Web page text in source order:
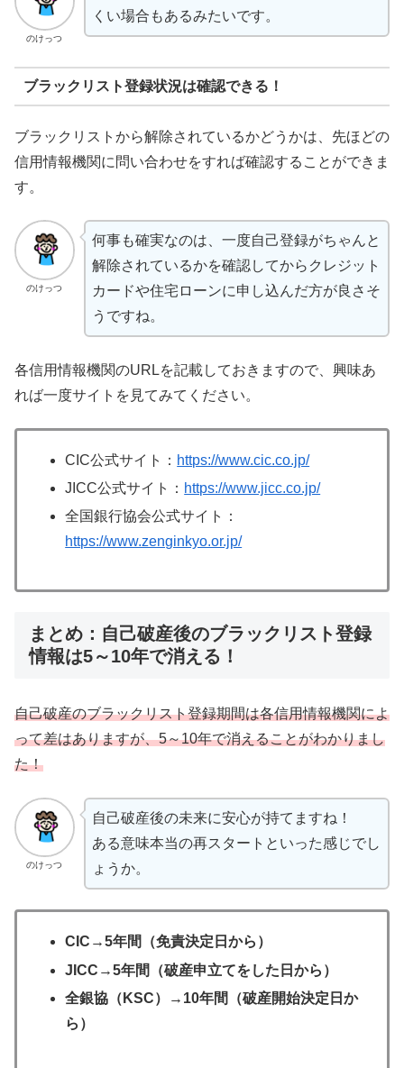
のけっつ
くい場合もあるみたいです。
ブラックリスト登録状況は確認できる！
ブラックリストから解除されているかどうかは、先ほどの
信用情報機関に問い合わせをすれば確認することができま
す。
のけっつ
何事も確実なのは、一度自己登録がちゃんと
解除されているかを確認してからクレジット
カードや住宅ローンに申し込んだ方が良さそ
うですね。
各信用情報機関のURLを記載しておきますので、興味あ
れば一度サイトを見てみてください。
CIC公式サイト： https://www.cic.co.jp/
JICC公式サイト： https://www.jicc.co.jp/
全国銀行協会公式サイト：
https://www.zenginkyo.or.jp/
まとめ：自己破産後のブラックリスト登録
情報は5～10年で消える！
自己破産のブラックリスト登録期間は各信用情報機関によ
って差はありますが、5～10年で消えることがわかりまし
た！
のけっつ
自己破産後の未来に安心が持てますね！
ある意味本当の再スタートといった感じでし
ょうか。
CIC→5年間（免責決定日から）
JICC→5年間（破産申立てをした日から）
全銀協（KSC）→10年間（破産開始決定日か
ら）